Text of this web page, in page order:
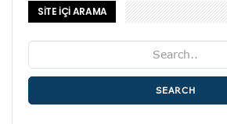
SİTE İÇİ ARAMA
SEARCH